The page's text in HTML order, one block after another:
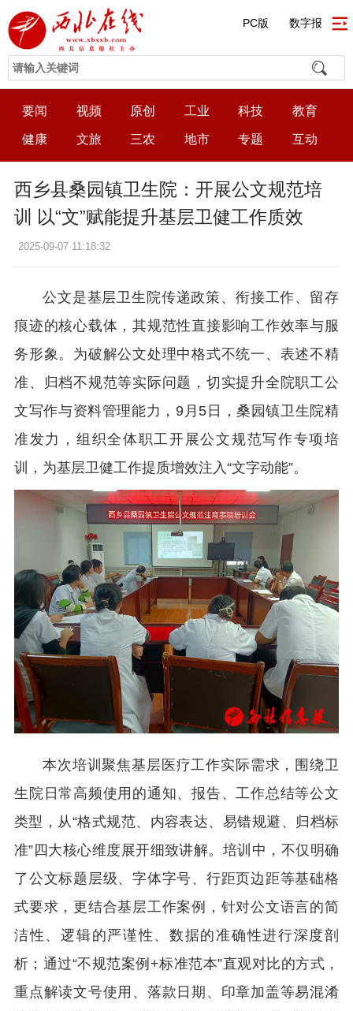
PC版 数字报
要闻 视频 原创 工业 科技 教育
健康 文旅 三农 地市 专题 互动
​西乡县桑园镇卫生院：开展公文规范培
训 以“文”赋能提升基层卫健工作质效
2025-09-07 11:18:32
公文是基层卫生院传递政策、衔接工作、留存
痕迹的核心载体，其规范性直接影响工作效率与服
务形象。为破解公文处理中格式不统一、表述不精
准、归档不规范等实际问题，切实提升全院职工公
文写作与资料管理能力，9月5日，桑园镇卫生院精
准发力，组织全体职工开展公文规范写作专项培
训，为基层卫健工作提质增效注入“文字动能”。
本次培训聚焦基层医疗工作实际需求，围绕卫
生院日常高频使用的通知、报告、工作总结等公文
类型，从“格式规范、内容表达、易错规避、归档标
准”四大核心维度展开细致讲解。培训中，不仅明确
了公文标题层级、字体字号、行距页边距等基础格
式要求，更结合基层工作案例，针对公文语言的简
洁性、逻辑的严谨性、数据的准确性进行深度剖
析；通过“不规范案例+标准范本”直观对比的方式，
重点解读文号使用、落款日期、印章加盖等易混淆